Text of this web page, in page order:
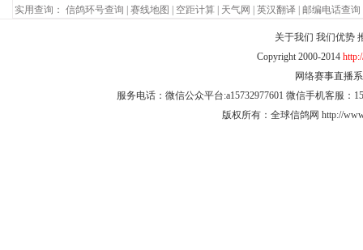
实用查询： 信鸽环号查询 赛线地图 空距计算 天气网 英汉翻译 邮编电话查询
关于我们 我们优势
Copyright 2000-2014
网络赛事直播
服务电话：微信公众平台:a15732977601 微信手机客服：
版权所有：全球信鸽网 http://